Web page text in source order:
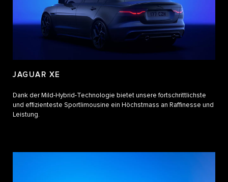
JAGUAR XE
Dank der Mild-Hybrid-Technologie bietet unsere fortschrittlichste
und effizienteste Sportlimousine ein Höchstmass an Raffinesse und
Leistung.